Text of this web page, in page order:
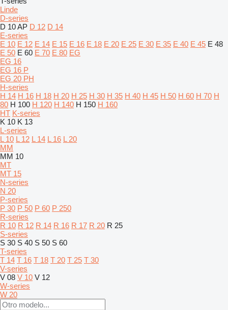
Linde
D-series
D 10 AP D 12 D 14
E-series
E 10 E 12 E 14 E 15 E 16 E 18 E 20 E 25 E 30 E 35 E 40 E 45 E 48
E 50 E 60 E 70 E 80 EG
EG 16
EG 16 P
EG 20 PH
H-series
H 14 H 16 H 18 H 20 H 25 H 30 H 35 H 40 H 45 H 50 H 60 H 70 H
80 H 100 H 120 H 140 H 150 H 160
HT K-series
K 10 K 13
L-series
L 10 L 12 L 14 L 16 L 20
MM
MM 10
MT
MT 15
N-series
N 20
P-series
P 30 P 50 P 60 P 250
R-series
R 10 R 12 R 14 R 16 R 17 R 20 R 25
S-series
S 30 S 40 S 50 S 60
T-series
T 14 T 16 T 18 T 20 T 25 T 30
V-series
V 08 V 10 V 12
W-series
W 20